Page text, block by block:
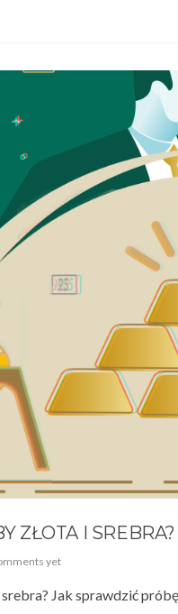
ZŁOTA I
yet
srebra? Jak sprawdzić